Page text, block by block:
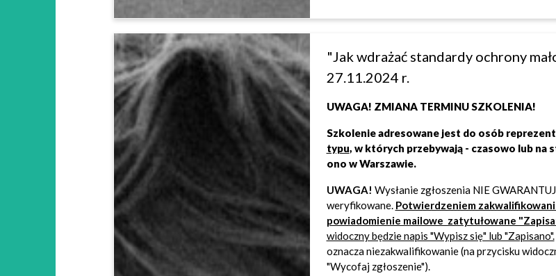
"Jak wdrażać standardy ochrony
27.11.2024 r.
UWAGA! ZMIANA TERMINU SZKOLENIA!
Szkolenie adresowane jest do osób
typu, w których przebywają - czasowo lub na
ono w Warszawie.
UWAGA! Wysłanie zgłoszenia NIE
weryfikowane. Potwierdzeniem
powiadomienie mailowe zatytułowane
widoczny będzie napis "Wypisz się" lub "Zapisano".
oznacza niezakwalifikowanie (na przycisku
"Wycofaj zgłoszenie").